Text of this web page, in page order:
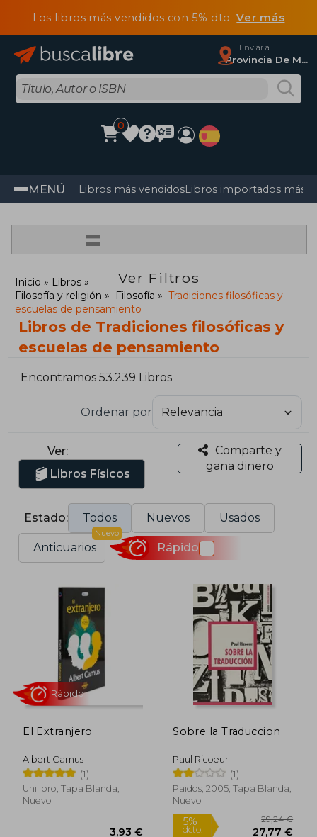
Los libros más vendidos con 5% dtoVer más
Enviar a
Provincia De Madrid
0
MENÚ Libros más vendidosLibros importados más
=
Ver Filtros
Inicio
Libros
Filosofía y religión
Filosofía
Tradiciones filosóficas y
escuelas de pensamiento
Libros de Tradiciones filosóficas y
escuelas de pensamiento
Encontramos 53.239 Libros
Ordenar por
Ver:
Libros Físicos
Comparte y
gana dinero
Estado: Todos Nuevos Usados
Anticuarios
Nuevo
Rápido
El Extranjero
Albert Camus
(1)
Unilibro, Tapa Blanda,
Nuevo
Rápido
Sobre la Traduccion
Paul Ricoeur
(1)
Paidos, 2005, Tapa Blanda,
Nuevo